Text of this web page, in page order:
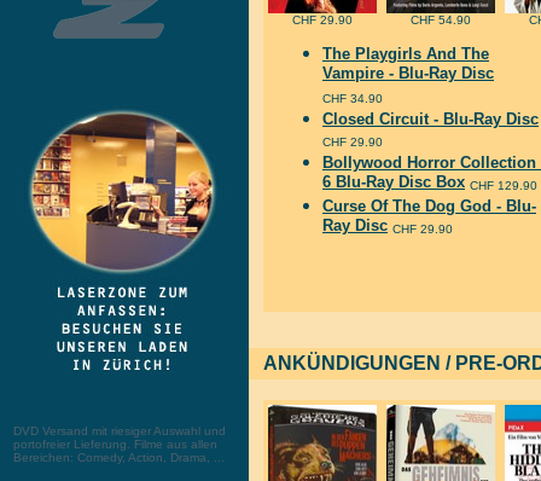
DVD Versand mit riesiger Auswahl und
portofreier Lieferung. Filme aus allen
Bereichen: Comedy, Action, Drama, ...
CHF 29.90 CHF 54.90
The Playgirls And The
Vampire - Blu-Ray Disc
CHF 34.90
Closed Circuit - Blu-Ray Disc
CHF 29.90
Bollywood Horror Collection
6 Blu-Ray Disc Box CHF 129.90
Curse Of The Dog God - Blu-
Ray Disc CHF 29.90
ANKÜNDIGUNGEN / PRE-